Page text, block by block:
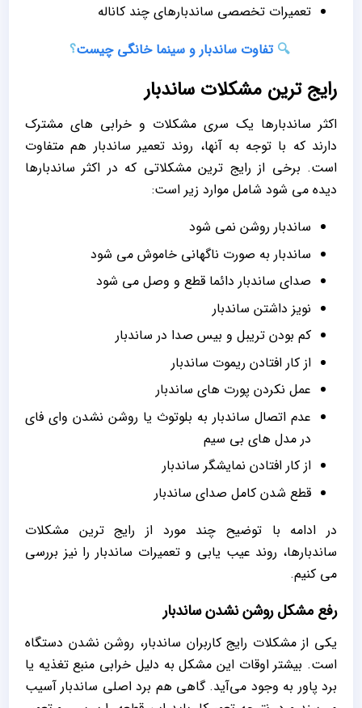
تعمیرات تخصصی ساندبارهای چند کاناله
🔍تفاوت ساندبار و سینما خانگی چیست؟
رایج ترین مشکلات ساندبار
اکثر ساندبارها یک سری مشکلات و خرابی های مشترک
دارند که با توجه به آنها، روند تعمیر ساندبار هم متفاوت
است. برخی از رایج ترین مشکلاتی که در اکثر ساندبارها
دیده می شود شامل موارد زیر است:
ساندبار روشن نمی شود
ساندبار به صورت ناگهانی خاموش می شود
صدای ساندبار دائما قطع و وصل می شود
نویز داشتن ساندبار
کم بودن تریبل و بیس صدا در ساندبار
از کار افتادن ریموت ساندبار
عمل نکردن پورت های ساندبار
عدم اتصال ساندبار به بلوتوث یا روشن نشدن وای فای
در مدل های بی سیم
از کار افتادن نمایشگر ساندبار
قطع شدن کامل صدای ساندبار
در ادامه با توضیح چند مورد از رایج ترین مشکلات
ساندبارها، روند عیب یابی و تعمیرات ساندبار را نیز بررسی
می کنیم.
رفع مشکل روشن نشدن ساندبار
یکی از مشکلات رایج کاربران ساندبار، روشن نشدن دستگاه
است. بیشتر اوقات این مشکل به دلیل خرابی منبع تغذیه یا
برد پاور به وجود می‌آید. گاهی هم برد اصلی ساندبار آسیب